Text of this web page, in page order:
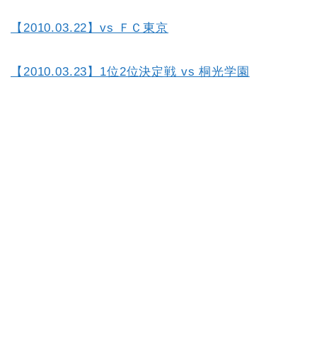
【2010.03.22】vs ＦＣ東京
【2010.03.23】1位2位決定戦 vs 桐光学園